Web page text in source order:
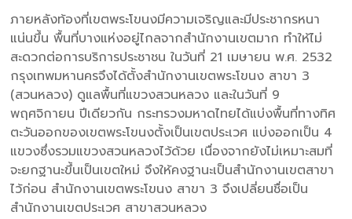
ภายหลังท้องที่เขตพระโขนงมีความเจริญและมีประชากรหนา
แน่นขึ้น พื้นที่บางแห่งอยู่ไกลจากสำนักงานเขตมาก ทำให้ไม่
สะดวกต่อการบริการประชาชน ในวันที่ 21 เมษายน พ.ศ. 2532
กรุงเทพมหานครจึงได้ตั้งสำนักงานเขตพระโขนง สาขา 3
(สวนหลวง) ดูแลพื้นที่แขวงสวนหลวง และในวันที่ 9
พฤศจิกายน ปีเดียวกัน กระทรวงมหาดไทยได้แบ่งพื้นที่ทางทิศ
ตะวันออกของเขตพระโขนงตั้งเป็นเขตประเวศ แบ่งออกเป็น 4
แขวงซึ่งรวมแขวงสวนหลวงไว้ด้วย เนื่องจากยังไม่เหมาะสมที่
จะยกฐานะขึ้นเป็นเขตใหม่ จึงให้คงฐานะเป็นสำนักงานเขตสาขา
ไว้ก่อน สำนักงานเขตพระโขนง สาขา 3 จึงเปลี่ยนชื่อเป็น
สำนักงานเขตประเวศ สาขาสวนหลวง